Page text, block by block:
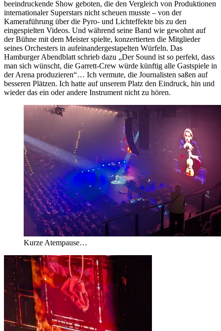
beeindruckende Show geboten, die den Vergleich von Produktionen
internationaler Superstars nicht scheuen musste – von der
Kameraführung über die Pyro- und Lichteffekte bis zu den
eingespielten Videos. Und während seine Band wie gewohnt auf
der Bühne mit dem Meister spielte, konzertierten die Mitglieder
seines Orchesters in aufeinandergestapelten Würfeln. Das
Hamburger Abendblatt schrieb dazu „Der Sound ist so perfekt, dass
man sich wünscht, die Garrett-Crew würde künftig alle Gastspiele in
der Arena produzieren“… Ich vermute, die Journalisten saßen auf
besseren Plätzen. Ich hatte auf unserem Platz den Eindruck, hin und
wieder das ein oder andere Instrument nicht zu hören.
Kurze Atempause…